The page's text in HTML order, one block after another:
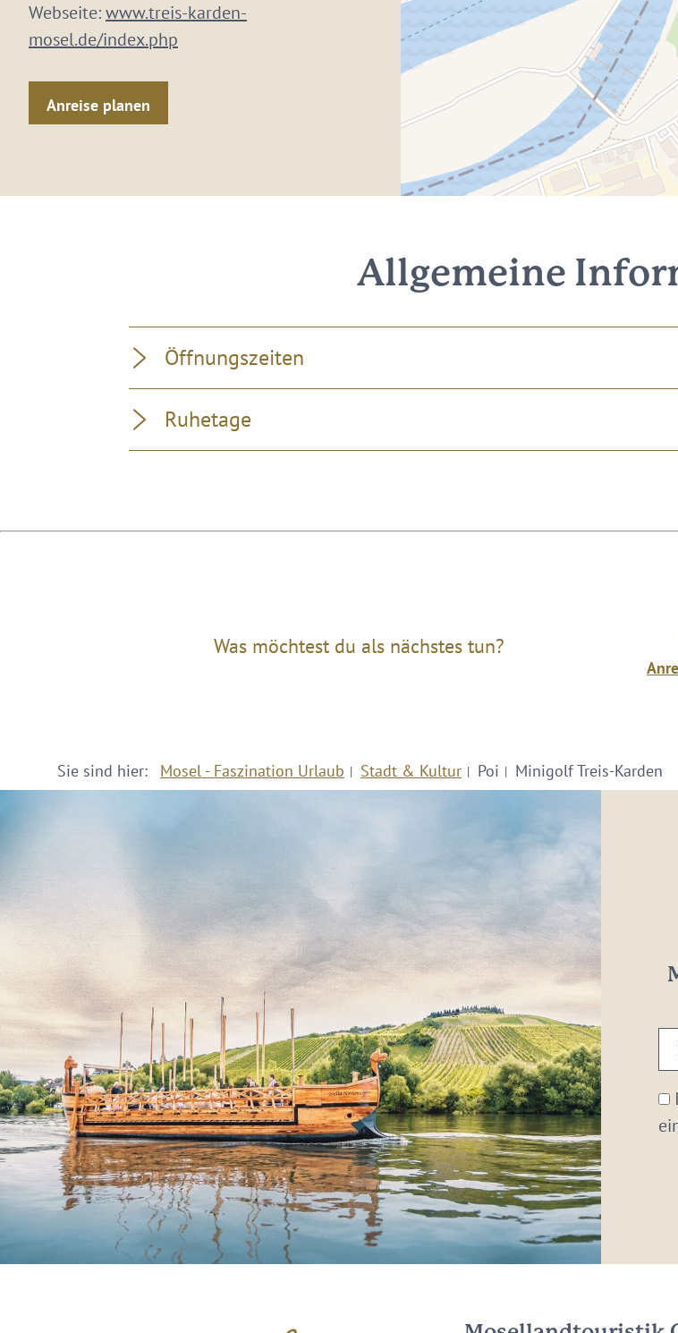
Webseite:www.treis-karden-
mosel.de/index.php
Anreise planen
Allgemeine
Öffnungszeiten
Ruhetage
Was möchtest du als nächstes tun?
Sie sind hier: Mosel - Faszination Urlaub Stadt & Kultur Poi Minigolf Treis-Karden
E-